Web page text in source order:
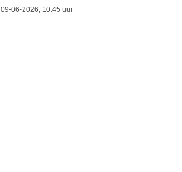
09-06-2026, 10.45 uur